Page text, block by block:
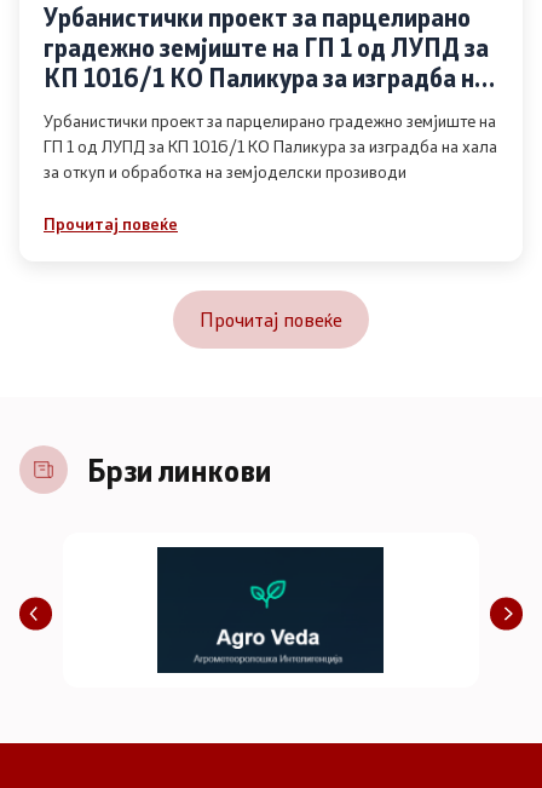
Урбанистички проект за парцелирано
градежно земјиште на ГП 1 од ЛУПД за
КП 1016/1 КО Паликура за изградба на
хала за откуп и обработка на
земјоделски прозиводи
Урбанистички проект за парцелирано градежно земјиште на
ГП 1 од ЛУПД за КП 1016/1 КО Паликура за изградба на хала
за откуп и обработка на земјоделски прозиводи
Прочитај повеќе
Прочитај повеќе
Брзи линкови